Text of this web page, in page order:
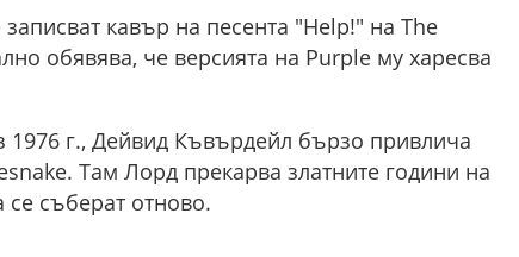
кавър на песента "Help!" на The
обявява, че версията на Purple му харесва
1976 г., Дейвид Къвърдейл бързо привлича
Там Лорд прекарва златните години на
се съберат отново.